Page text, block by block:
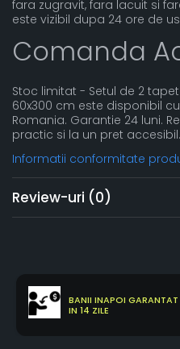
fara zugravit, fara lacuit si
este vizibil dupa 24 ore de
Comanda
Stoc limitat - Setul de 2
60x300 cm este disponibil
Romania. Garantie 24 luni.
practic si la un pret accesibil.
Informatii conformitate
Review-uri (0)
BANII INAPOI GARANTAT
IN 14 ZILE